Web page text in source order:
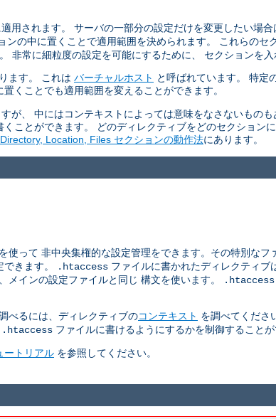
用されます。 サーバの一部分の設定だけを変更したい場合
ンの中に置くことで適用範囲を決められます。 これらのセ
非常に細粒度の設定を可能にするために、 セクションを入
ます。 これは バーチャルホスト と呼ばれています。 特定
くことでも適用範囲を変えることができます。
が、 中にはコンテキストによっては意味をなさないもの
ことができます。 どのディレクティブをどのセクション
Directory, Location, Files セクションの動作法にあります。
って 非中央集権的な設定管理をできます。その特別なフ
きます。 .htaccess ファイルに書かれたディレクティ
メインの設定ファイルと同じ 構文を使います。 .htaccess
べるには、ディレクティブのコンテキスト を調べてくださ
.htaccess ファイルに書けるようにするかを制御することが
ートリアル を参照してください。